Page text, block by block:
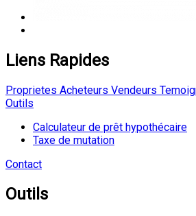
Liens Rapides
Proprietes Acheteurs Vendeurs
Outils
Calculateur de prêt hypothécaire
Taxe de mutation
Contact
Outils